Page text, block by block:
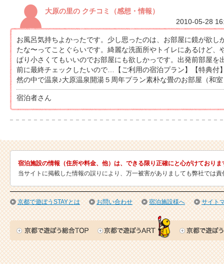
大原の里の クチコミ（感想・情報）
2010-05-28
お風呂気持ちよかったです。少し思ったのは、お部屋に鏡が欲し
たな〜ってことぐらいです。綺麗な洗面所やトイレにあるけど、
ぱり小さくてもいいのでお部屋にも欲しかっです。出発前部屋を
前に最終チェックしたいので…【ご利用の宿泊プラン】【特典付
然の中で温泉♪大原温泉開湯５周年プラン素朴な畳のお部屋（和
宿泊者さん
宿泊施設の情報（住所や料金、他）は、できる限り正確にと心がけており
当サイトに掲載した情報の誤りにより、万一被害がありましても弊社では
京都で遊ぼうSTAYとは お問い合わせ 宿泊施設様へ サイト